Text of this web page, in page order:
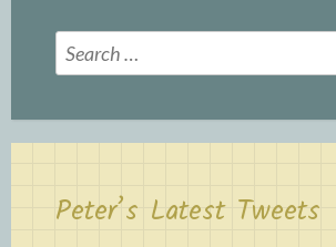
Search
for:
Peter’s Latest Tweets